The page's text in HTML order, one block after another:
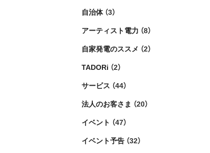
自治体（3）
アーティスト電力 （8）
自家発電のススメ （2）
TADORi （2）
サービス （44）
法人のお客さま （20）
イベント （47）
イベント予告 （32）